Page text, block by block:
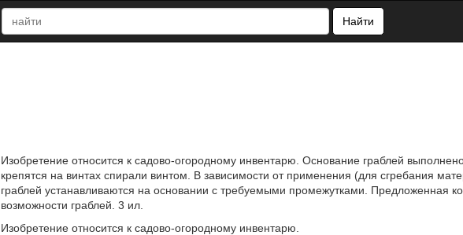
Найти
Изобретение относится к садово-огородному инвентарю. Основание граблей
крепятся на винтах спирали винтом. В зависимости от применения (для сгребания
граблей устанавливаются на основании с требуемыми промежутками. Предложенная
возможности граблей. 3 ил.
Изобретение относится к садово-огородному инвентарю.